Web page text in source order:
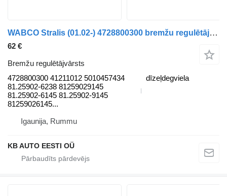
WABCO Stralis (01.02-) 4728800300 bremžu regulētājvārsts paredzēts IVECO Stralis, Trakker (2002-) kravas automašīnas
62 €
Bremžu regulētājvārsts
4728800300 41211012 5010457434
81.25902-6238 81259029145
81.25902-6145 81.25902-9145
81259026145...
dīzeļdegviela
Igaunija, Rummu
KB AUTO EESTI OÜ